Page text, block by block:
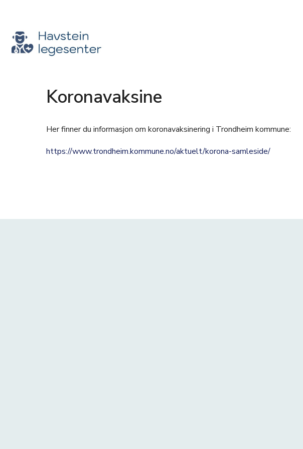
Koronavaksine
Her finner du informasjon om koronavaksinering i Trondheim kommune:
https://www.trondheim.kommune.no/aktuelt/korona-samleside/